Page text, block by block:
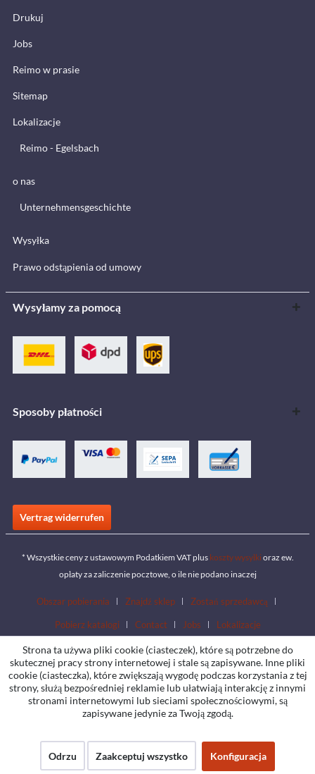
Drukuj
Jobs
Reimo w prasie
Sitemap
Lokalizacje
Reimo - Egelsbach
o nas
Unternehmensgeschichte
Wysyłka
Prawo odstąpienia od umowy
Wysyłamy za pomocą
Sposoby płatności
Vertrag widerrufen
* Wszystkie ceny z ustawowym Podatkiem VAT plus koszty wysyłki oraz ew.
opłaty za zaliczenie pocztowe, o ile nie podano inaczej
Obszar pobierania Znajdź sklep Zostań sprzedawcą
Pobierz katalogi Contact Jobs Lokalizacje
Strona ta używa pliki cookie (ciasteczek), które są potrzebne do
skutecznej pracy strony internetowej i stale są zapisywane. Inne pliki
cookie (ciasteczka), które zwiększają wygodę podczas korzystania z tej
strony, służą bezpośredniej reklamie lub ułatwiają interakcję z innymi
stronami internetowymi lub sieciami społecznościowymi, są
zapisywane jedynie za Twoją zgodą.
Odrzu Zaakceptuj wszystko Konfiguracja